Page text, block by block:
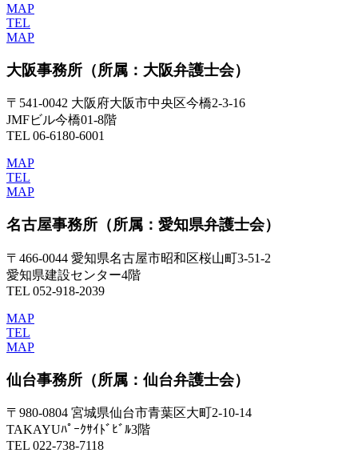
MAP
TEL
MAP
大阪事務所 （所属：大阪弁護士会）
〒541-0042 大阪府大阪市中央区今橋2-3-16
JMFビル今橋01-8階
TEL 06-6180-6001
MAP
TEL
MAP
名古屋事務所 （所属：愛知県弁護士会）
〒466-0044 愛知県名古屋市昭和区桜山町3-51-2
愛知県建設センター4階
TEL 052-918-2039
MAP
TEL
MAP
仙台事務所 （所属：仙台弁護士会）
〒980-0804 宮城県仙台市青葉区大町2-10-14
TAKAYUﾊﾟｰｸｻｲﾄﾞﾋﾞﾙ3階
TEL 022-738-7118